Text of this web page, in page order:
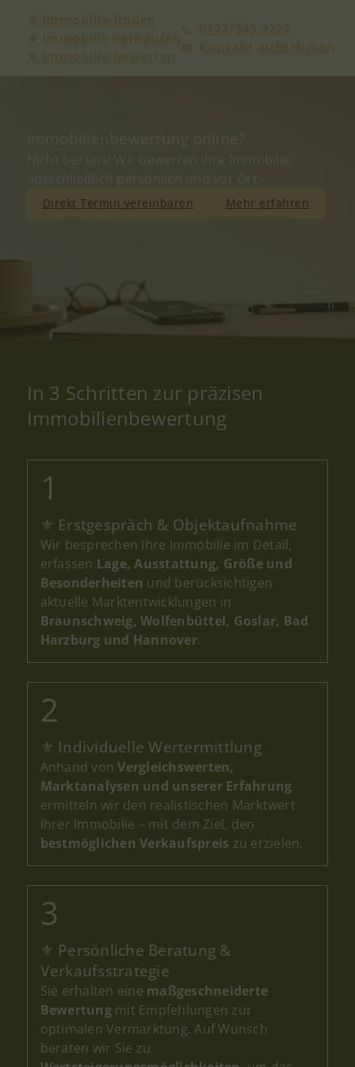
Direkt Termin vereinbaren Mehr erfahren
Marktpreiseinschätzung
Ihrer Immobilie
Kostenlose Immobilienbewertung
in Braunschweig
Wenn Sie Ihre Immobilie in Braunschweig
verkaufen möchten, ist eine professionelle
Immobilienbewertung der erste und
wichtigste Schritt. Als regionaler
Immobilienmakler kennt Wert & Raum
Immobilien den lokalen Markt genau und
Ob Einfamilienhaus, Wohnung oder
Zustand, Ausstattung und aktuelle
Marktdaten, um den optimalen Preis für
Ihre Immobilie zu bestimmen.
Unsere Immobilienbewertung in
Braunschweig ist für Sie vollständig
kostenlos und unverbindlich.
Angaben zu Ihrer Immobilie
Art der Immobilie
Baujahr
renovierungsbedürftig
In 3 Schritten zur präzisen
Immobilienbewertung
⚜ Erstgespräch & Objektaufnahme
Wir besprechen Ihre Immobilie im Detail,
erfassen Lage, Ausstattung, Größe und
Besonderheiten und berücksichtigen
aktuelle Marktentwicklungen in
Braunschweig, Wolfenbüttel, Goslar, Bad
Harzburg und Hannover.
⚜ Individuelle Wertermittlung
Anhand vonVergleichswerten,
Marktanalysen und unserer Erfahrung
ermitteln wir den realistischen Marktwert
Ihrer Immobilie – mit dem Ziel, den
bestmöglichen Verkaufspreis zu erzielen.
⚜ Persönliche Beratung &
Verkaufsstrategie
Sie erhalten eine maßgeschneiderte
Bewertungmit Empfehlungen zur
optimalen Vermarktung. Auf Wunsch
beraten wir Sie zu